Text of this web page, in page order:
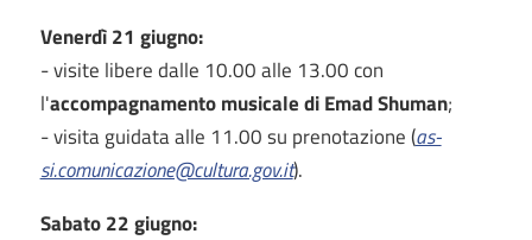
Venerdì 21 giugno:
- visite libere dalle 10.00 alle 13.00 con
l'accompagnamento musicale di Emad Shuman;
- visita guidata alle 11.00 su prenotazione (as-
si.comunicazione@cultura.gov.it).
Sabato 22 giugno: